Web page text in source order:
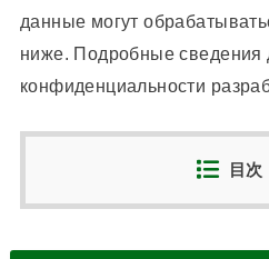
данные могут
ниже. Подробные сведения
конфиденциальности
目次